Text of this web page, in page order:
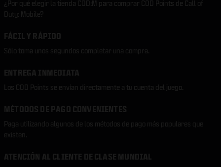
¿Por qué elegir la tienda COD:M para comprar COD Points de Call of
Duty: Mobile?
FÁCIL Y RÁPIDO
Sólo toma unos segundos completar una compra.
ENTREGA INMEDIATA
Los COD Points se envían directamente a tu cuenta del juego.
MÉTODOS DE PAGO CONVENIENTES
Paga utilizando algunos de los métodos de pago más populares que
existen.
ATENCIÓN AL CLIENTE DE CLASE MUNDIAL